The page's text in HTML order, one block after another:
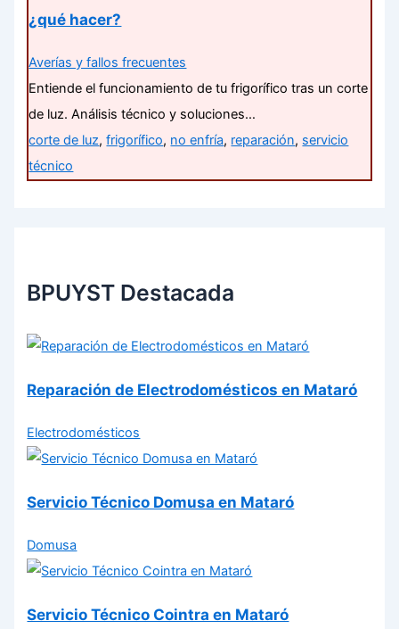
¿qué hacer?
Averías y fallos frecuentes
Entiende el funcionamiento de tu frigorífico tras un corte
de luz. Análisis técnico y soluciones…
corte de luz,frigorífico, no enfría, reparación, servicio
técnico
BPUYST Destacada
Reparación de Electrodomésticos en Mataró
Electrodomésticos
Servicio Técnico Domusa en Mataró
Domusa
Servicio Técnico Cointra en Mataró